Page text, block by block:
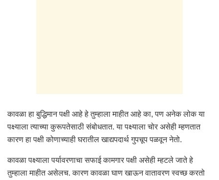
कावळा हा बुद्धिमान पक्षी आहे हे तुम्हाला माहीत आहे का, पण अनेक लोक या
पक्ष्याला त्याच्या कुरूपतेसाठी संबोधतात. या पक्ष्याला चोर असेही म्हणतात
कारण हा पक्षी कोणाच्याही घरातील खाद्यपदार्थ गुपचूप पळवून नेतो.
कावळा पक्ष्याला पर्यावरणाचा सफाई कामगार पक्षी असेही म्हटले जाते हे
तुम्हाला माहीत असेलच. कारण कावळा घाण खाऊन वातावरण स्वच्छ करतो